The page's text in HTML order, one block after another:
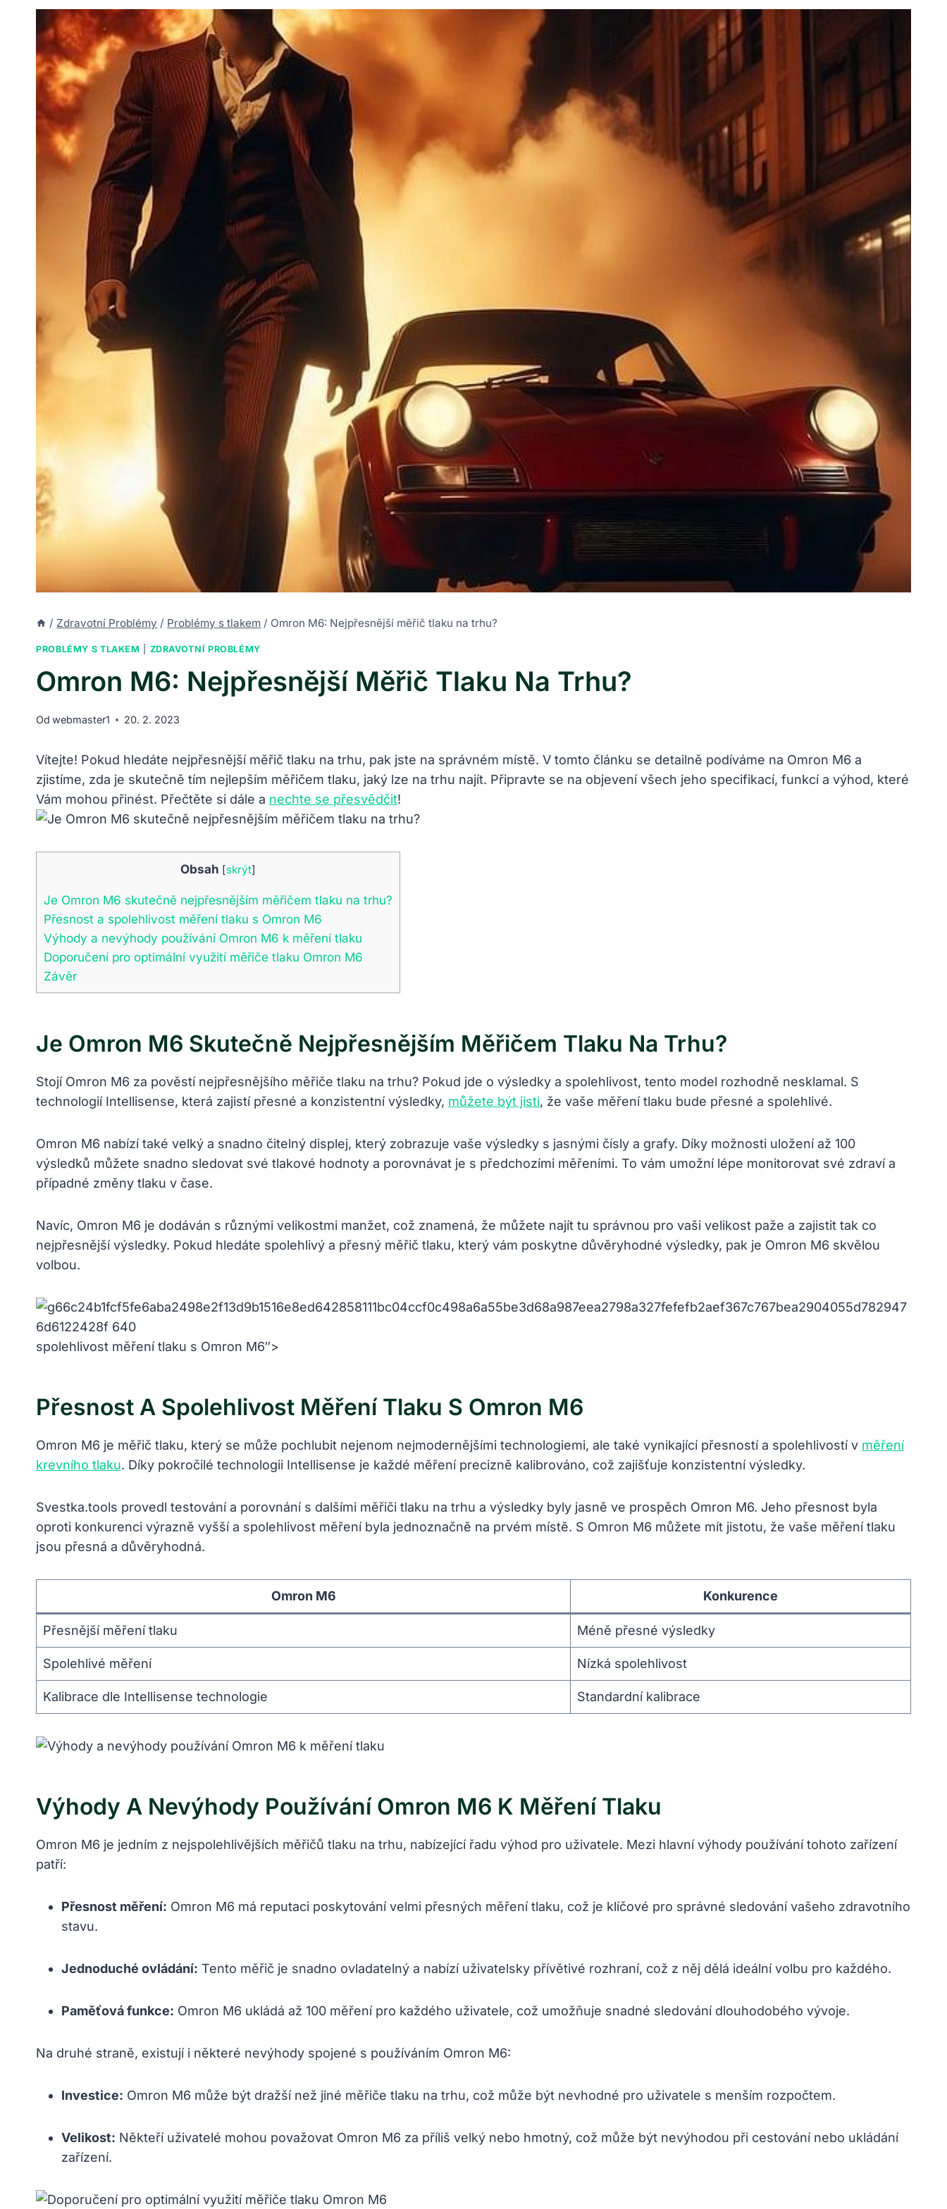
/ Zdravotní Problémy / Problémy s tlakem / Omron M6: Nejpřesnější měřič tlaku na trhu?
PROBLÉMY S TLAKEM ZDRAVOTNÍ PROBLÉMY
Omron M6: Nejpřesnější Měřič Tlaku Na Trhu?
Od webmaster1 20. 2. 2023
Vítejte! Pokud hledáte nejpřesnější měřič tlaku na trhu, pak jste na správném místě. V tomto článku se detailně podíváme na Omron M6 a
zjistíme, zda je skutečně tím nejlepším měřičem tlaku, jaký lze na trhu najít. Připravte se na objevení všech jeho specifikací, funkcí a výhod, které
Vám mohou přinést. Přečtěte si dále a nechte se přesvědčit!
Obsah [skrýt]
Je Omron M6 skutečně nejpřesnějším měřičem tlaku na trhu?
Přesnost a spolehlivost měření tlaku s Omron M6
Výhody a nevýhody používání Omron M6 k měření tlaku
Doporučení pro optimální využití měřiče tlaku Omron M6
Závěr
Je Omron M6 Skutečně Nejpřesnějším Měřičem Tlaku Na Trhu?
Stojí Omron M6 za pověstí nejpřesnějšího měřiče tlaku na trhu? Pokud jde o výsledky a spolehlivost, tento model rozhodně nesklamal. S
technologií Intellisense, která zajistí přesné a konzistentní výsledky, můžete být jisti, že vaše měření tlaku bude přesné a spolehlivé.
Omron M6 nabízí také velký a snadno čitelný displej, který zobrazuje vaše výsledky s jasnými čísly a grafy. Díky možnosti uložení až 100
výsledků můžete snadno sledovat své tlakové hodnoty a porovnávat je s předchozími měřeními. To vám umožní lépe monitorovat své zdraví a
případné změny tlaku v čase.
Navíc, Omron M6 je dodáván s různými velikostmi manžet, což znamená, že můžete najít tu správnou pro vaši velikost paže a zajistit tak co
nejpřesnější výsledky. Pokud hledáte spolehlivý a přesný měřič tlaku, který vám poskytne důvěryhodné výsledky, pak je Omron M6 skvělou
volbou.
spolehlivost měření tlaku s Omron M6″>
Přesnost A Spolehlivost Měření Tlaku S Omron M6
Omron M6 je měřič tlaku, který se může pochlubit nejenom nejmodernějšími technologiemi, ale také vynikající přesností a spolehlivostí v měření
krevního tlaku. Díky pokročilé technologii Intellisense je každé měření precizně kalibrováno, což zajišťuje konzistentní výsledky.
Svestka.tools provedl testování a porovnání s dalšími měřiči tlaku na trhu a výsledky byly jasně ve prospěch Omron M6. Jeho přesnost byla
oproti konkurenci výrazně vyšší a spolehlivost měření byla jednoznačně na prvém místě. S Omron M6 můžete mít jistotu, že vaše měření tlaku
jsou přesná a důvěryhodná.
Omron M6 Konkurence
Přesnější měření tlaku Méně přesné výsledky
Spolehlivé měření Nízká spolehlivost
Kalibrace dle Intellisense technologie Standardní kalibrace
Výhody A Nevýhody Používání Omron M6 K Měření Tlaku
Omron M6 je jedním z nejspolehlivějších měřičů tlaku na trhu, nabízející řadu výhod pro uživatele. Mezi hlavní výhody používání tohoto zařízení
patří:
Přesnost měření: Omron M6 má reputaci poskytování velmi přesných měření tlaku, což je klíčové pro správné sledování vašeho zdravotního
stavu.
Jednoduché ovládání: Tento měřič je snadno ovladatelný a nabízí uživatelsky přívětivé rozhraní, což z něj dělá ideální volbu pro každého.
Paměťová funkce: Omron M6 ukládá až 100 měření pro každého uživatele, což umožňuje snadné sledování dlouhodobého vývoje.
Na druhé straně, existují i některé nevýhody spojené s používáním Omron M6:
Investice: Omron M6 může být dražší než jiné měřiče tlaku na trhu, což může být nevhodné pro uživatele s menším rozpočtem.
Velikost: Někteří uživatelé mohou považovat Omron M6 za příliš velký nebo hmotný, což může být nevýhodou při cestování nebo ukládání
zařízení.